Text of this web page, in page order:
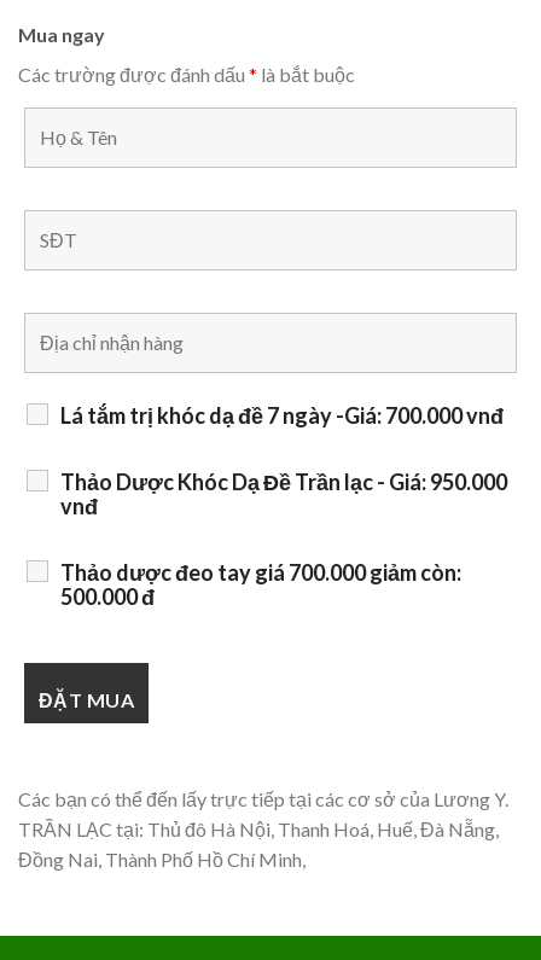
Mua ngay
Các trường được đánh dấu * là bắt buộc
Lá tắm trị khóc dạ đề 7 ngày -Giá: 700.000 vnđ
Thảo Dược Khóc Dạ Đề Trần lạc - Giá: 950.000
vnđ
Thảo dược đeo tay giá 700.000 giảm còn:
500.000 đ
Các bạn có thể đến lấy trực tiếp tại các cơ sở của Lương Y.
TRẦN LẠC tại: Thủ đô Hà Nội, Thanh Hoá, Huế, Đà Nẵng,
Đồng Nai, Thành Phố Hồ Chí Minh,